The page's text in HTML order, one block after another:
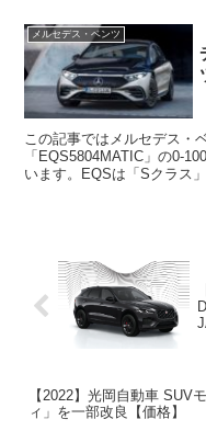
メルセデス・ベンツ
この記事ではメルセデス・
「EQS5804MATIC」の0-
います。EQSは「Sクラス
【2022】光岡自動車 SUV
ィ」を一部改良【価格】